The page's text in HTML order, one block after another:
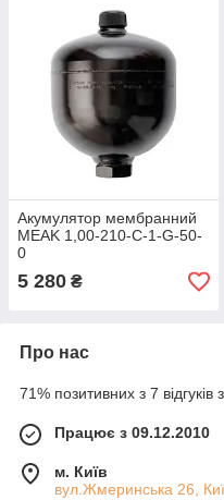
Акумулятор мембранний
MEAK 1,00-210-C-1-G-50-
0
5 280 ₴
Про нас
71% позитивних з 7 відгуків
Працює з 09.12.2010
м. Київ
вул.Жмеринська 26,